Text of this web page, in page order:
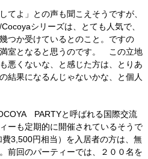
てよ」との声も聞こえそうですが、
シリーズは、とても人気で、
つか受けているとのこと。ですの
室となると思うのです。 この立地
悪くないな、と感じた方は、とりあ
結果になるんじゃないかな、と個人
PARTYと呼ばれる国際交流
ーも定期的に開催されているそうで
3,500円相当）を入居者の方は、無
前回のパーティーでは、２００名を